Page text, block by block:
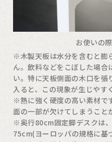
お使いの
※木製天板は水分を含むと膨
ん。飲料などをこぼした場合
い。特に天板側面の木口を
入ると、この現象が生じやす
※熱に強く硬度の高い素材で
面の一部が欠けてしまうこと
※奥行80cm固定脚デスクは
75cm(ヨーロッパの規格に基